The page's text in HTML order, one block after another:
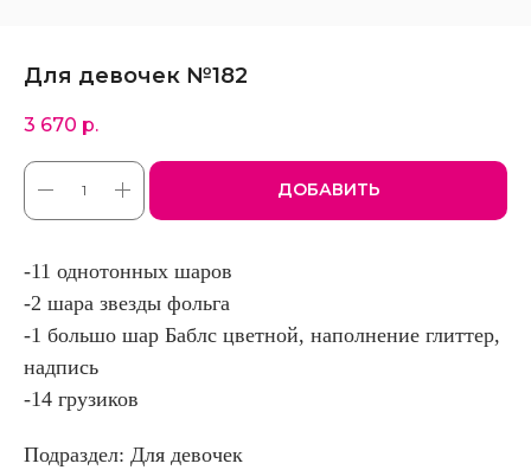
Для девочек №182
3 670 р.
ДОБАВИТЬ
-11 однотонных шаров
-2 шара звезды фольга
-1 большо шар Баблс цветной, наполнение глиттер,
надпись
-14 грузиков
Подраздел: Для девочек